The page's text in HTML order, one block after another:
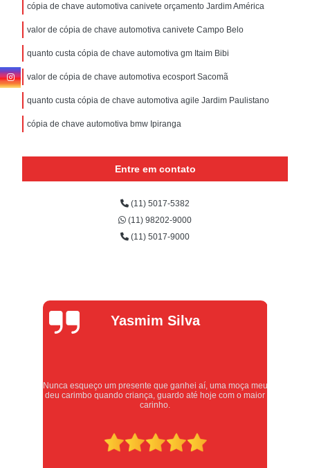
cópia de chave automotiva canivete orçamento Jardim América
valor de cópia de chave automotiva canivete Campo Belo
quanto custa cópia de chave automotiva gm Itaim Bibi
valor de cópia de chave automotiva ecosport Sacomã
quanto custa cópia de chave automotiva agile Jardim Paulistano
cópia de chave automotiva bmw Ipiranga
Entre em contato
(11) 5017-5382
(11) 98202-9000
(11) 5017-9000
Alexandre
Oliveira
Atendimento excelente, serviços executados com carinho e
respeito. Recomendo sem dúvidas, merece 10 estrelas